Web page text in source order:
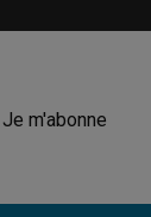
Je m'abonne